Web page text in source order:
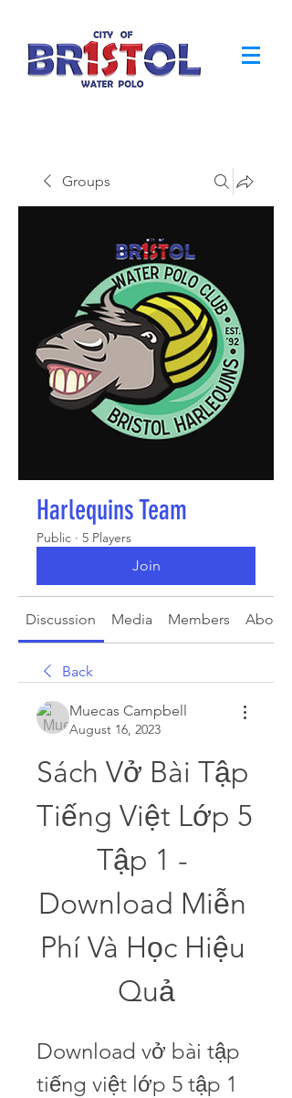
Groups
Harlequins Team
Public · 5 Players
Join
Discussion Media Members About
Back
Muecas Campbell
August 16, 2023
Sách Vở Bài Tập
Tiếng Việt Lớp 5
Tập 1 -
Download Miễn
Phí Và Học Hiệu
Quả
Download vở bài tập
tiếng việt lớp 5 tập 1